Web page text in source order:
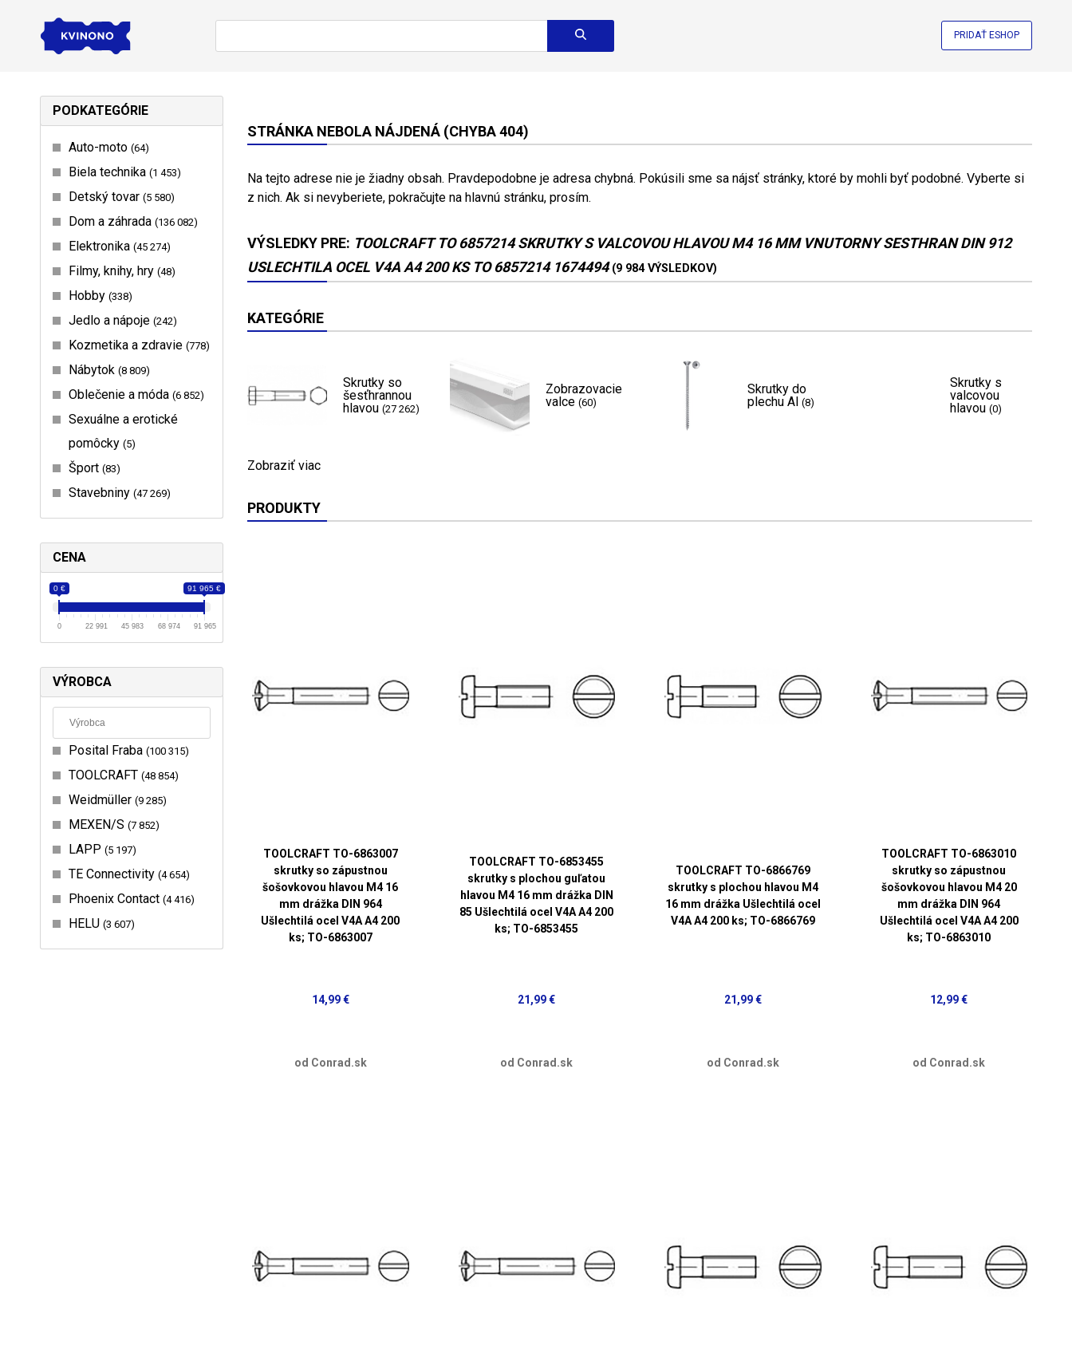
PRIDAŤ ESHOP
PODKATEGÓRIE
Auto-moto 64
Biela technika 1 453
Detský tovar 5 580
Dom a záhrada 136 082
Elektronika 45 274
Filmy, knihy, hry 48
Hobby 338
Jedlo a nápoje 242
Kozmetika a zdravie 778
Nábytok 8 809
Oblečenie a móda 6 852
Sexuálne a erotické
pomôcky 5
Šport 83
Stavebniny 47 269
CENA
0 € 91 965 €
0 22 991 45 983 68 974 91 965
VÝROBCA
Posital Fraba 100 315
TOOLCRAFT 48 854
Weidmüller 9 285
MEXEN/S 7 852
LAPP 5 197
TE Connectivity 4 654
Phoenix Contact 4 416
HELU 3 607
STRÁNKA NEBOLA NÁJDENÁ (CHYBA 404)
Na tejto adrese nie je žiadny obsah. Pravdepodobne je adresa chybná. Pokúsili sme sa nájsť stránky, ktoré by mohli byť podobné. Vyberte si
z nich. Ak si nevyberiete, pokračujte na hlavnú stránku, prosím.
VÝSLEDKY PRE: TOOLCRAFT TO 6857214 SKRUTKY S VALCOVOU HLAVOU M4 16 MM VNUTORNY SESTHRAN DIN 912
USLECHTILA OCEL V4A A4 200 KS TO 6857214 1674494 (9 984 VÝSLEDKOV)
KATEGÓRIE
Skrutky so
šesťhrannou
hlavou (27 262)
Zobrazovacie
valce (60)
Skrutky do
plechu Al (8)
Skrutky s
valcovou
hlavou (0)
Zobraziť viac
PRODUKTY
TOOLCRAFT TO-6863007
skrutky so zápustnou
šošovkovou hlavou M4 16
mm drážka DIN 964
Ušlechtilá ocel V4A A4 200
ks; TO-6863007
14,99 €
od Conrad.sk
TOOLCRAFT TO-6853455
skrutky s plochou guľatou
hlavou M4 16 mm drážka DIN
85 Ušlechtilá ocel V4A A4 200
ks; TO-6853455
21,99 €
od Conrad.sk
TOOLCRAFT TO-6866769
skrutky s plochou hlavou M4
16 mm drážka Ušlechtilá ocel
V4A A4 200 ks; TO-6866769
21,99 €
od Conrad.sk
TOOLCRAFT TO-6863010
skrutky so zápustnou
šošovkovou hlavou M4 20
mm drážka DIN 964
Ušlechtilá ocel V4A A4 200
ks; TO-6863010
12,99 €
od Conrad.sk